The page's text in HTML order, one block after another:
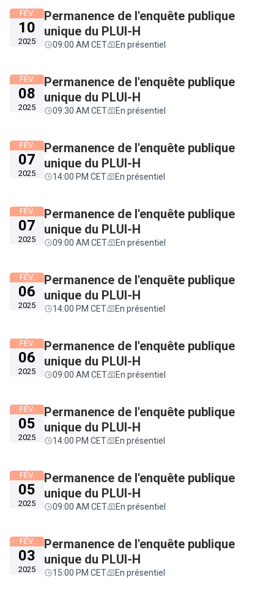
FÉV.
10
2025
Permanence de l'enquête publique
unique du PLUI-H
09:00 AM CET En présentiel
FÉV.
08
2025
Permanence de l'enquête publique
unique du PLUI-H
09:30 AM CET En présentiel
FÉV.
07
2025
Permanence de l'enquête publique
unique du PLUI-H
14:00 PM CET En présentiel
FÉV.
07
2025
Permanence de l'enquête publique
unique du PLUI-H
09:00 AM CET En présentiel
FÉV.
06
2025
Permanence de l'enquête publique
unique du PLUI-H
14:00 PM CET En présentiel
FÉV.
06
2025
Permanence de l'enquête publique
unique du PLUI-H
09:00 AM CET En présentiel
FÉV.
05
2025
Permanence de l'enquête publique
unique du PLUI-H
14:00 PM CET En présentiel
FÉV.
05
2025
Permanence de l'enquête publique
unique du PLUI-H
09:00 AM CET En présentiel
FÉV.
03
2025
Permanence de l'enquête publique
unique du PLUI-H
15:00 PM CET En présentiel